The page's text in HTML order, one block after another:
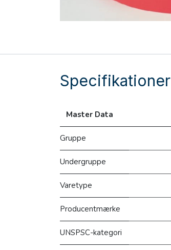
Specifikationer
Master Data
Gruppe
Undergruppe
Varetype
Producentmærke
UNSPSC-kategori